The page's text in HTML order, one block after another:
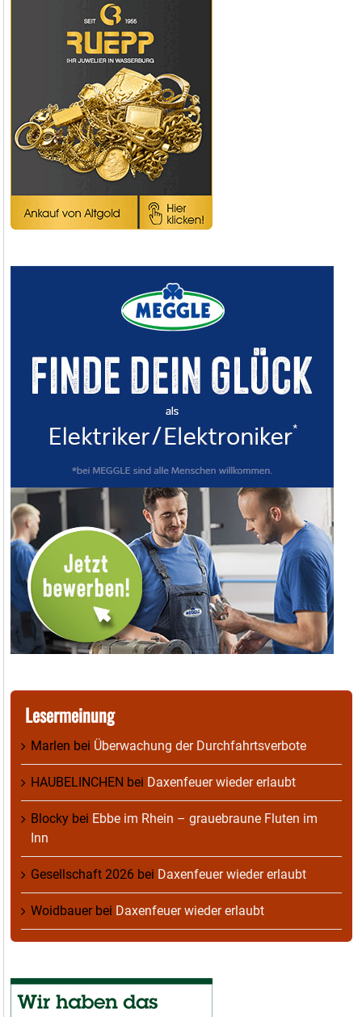
Lesermeinung
Marlen bei Überwachung der Durchfahrtsverbote
HAUBELINCHEN bei Daxenfeuer wieder erlaubt
Blocky bei Ebbe im Rhein – grauebraune Fluten im
Inn
Gesellschaft 2026 bei Daxenfeuer wieder erlaubt
Woidbauerbei Daxenfeuer wieder erlaubt